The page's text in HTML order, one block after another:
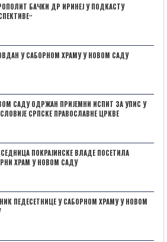
БАЧКИ ДР ИРИНЕЈ У ПОДКАСТУ
У САБОРНОМ ХРАМУ У НОВОМ САДУ
САДУ ОДРЖАН ПРИЈЕМНИ ИСПИТ ЗА УПИС У
СРПСКЕ ПРАВОСЛАВНЕ ЦРКВЕ
ПОКРАЈИНСКЕ ВЛАДЕ ПОСЕТИЛА
ХРАМ У НОВОМ САДУ
ПЕДЕСЕТНИЦЕ У САБОРНОМ ХРАМУ У НОВОМ